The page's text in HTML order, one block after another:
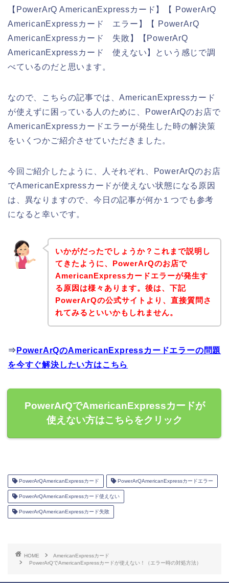
【PowerArQ AmericanExpressカード】【 PowerArQ
AmericanExpressカード エラー】【 PowerArQ
AmericanExpressカード 失敗】【PowerArQ
AmericanExpressカード 使えない】という感じで調
べているのだと思います。
なので、こちらの記事では、AmericanExpressカード
が使えずに困っている人のために、PowerArQのお店で
AmericanExpressカードエラーが発生した時の解決策
をいくつかご紹介させていただきました。
今回ご紹介したように、人それぞれ、PowerArQのお店
でAmericanExpressカードが使えない状態になる原因
は、異なりますので、今日の記事が何か１つでも参考
になると幸いです。
いかがだったでしょうか？これまで説明し
てきたように、PowerArQのお店で
AmericanExpressカードエラーが発生す
る原因は様々あります。後は、下記
PowerArQの公式サイトより、直接質問さ
れてみるといいかもしれません。
⇒ PowerArQのAmericanExpressカードエラーの問題
を今すぐ解決したい方はこちら
PowerArQでAmericanExpressカードが
使えない方はこちらをクリック
PowerArQAmericanExpressカード PowerArQAmericanExpressカードエラー
PowerArQAmericanExpressカード使えない
PowerArQAmericanExpressカード失敗
HOME
AmericanExpressカード
PowerArQでAmericanExpressカードが使えない！（エラー時の対処方法）